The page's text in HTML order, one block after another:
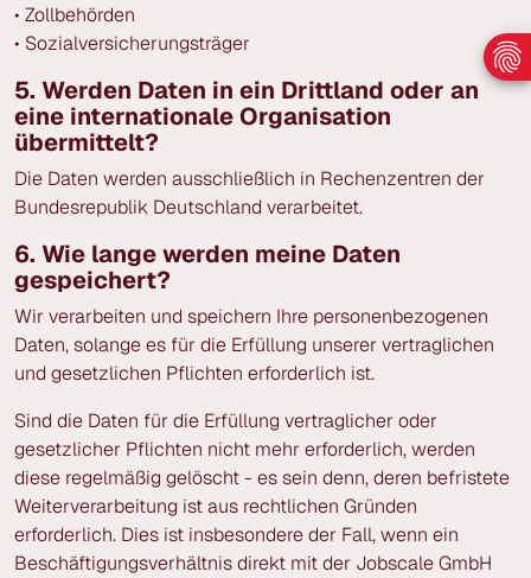
• Zollbehörden
• Sozialversicherungsträger
5. Werden Daten in ein Drittland oder an
eine internationale Organisation
übermittelt?
Die Daten werden ausschließlich in Rechenzentren der
Bundesrepublik Deutschland verarbeitet.
6. Wie lange werden meine Daten
gespeichert?
Wir verarbeiten und speichern Ihre personenbezogenen
Daten, solange es für die Erfüllung unserer vertraglichen
und gesetzlichen Pflichten erforderlich ist.
Sind die Daten für die Erfüllung vertraglicher oder
gesetzlicher Pflichten nicht mehr erforderlich, werden
diese regelmäßig gelöscht - es sein denn, deren befristete
Weiterverarbeitung ist aus rechtlichen Gründen
erforderlich. Dies ist insbesondere der Fall, wenn ein
Beschäftigungsverhältnis direkt mit der Jobscale GmbH